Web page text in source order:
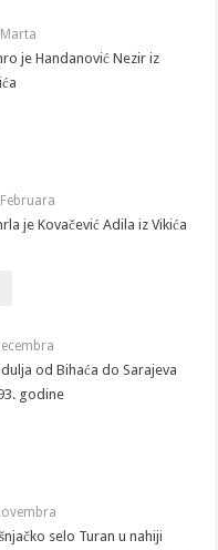
je Handanović Nezir iz
je Kovačević Adila iz Vikića
od Bihaća do Sarajeva
godine
selo Turan u nahiji